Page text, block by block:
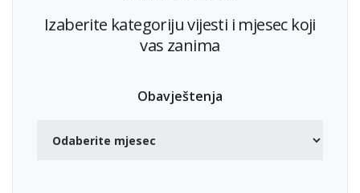
Izaberite kategoriju vijesti i mjesec koji
vas zanima
Obavještenja